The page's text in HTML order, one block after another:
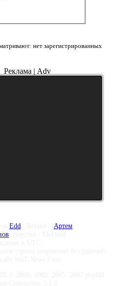
нет зарегистрированных
Реклама | Adv
Edd
Артем